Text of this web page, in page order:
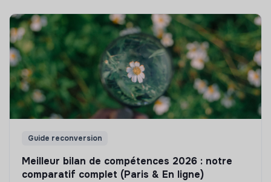
Guide reconversion
Meilleur bilan de compétences 2026 : notre
comparatif complet (Paris & En ligne)